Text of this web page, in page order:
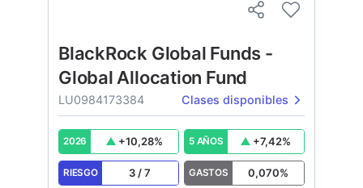
BlackRock Global Funds -
Global Allocation Fund
LU0984173384 Clases disponibles
2026 +10,28% 5 AÑOS +7,42%
RIESGO 3 /7 GASTOS 0,070%